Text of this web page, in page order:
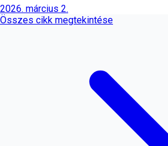
2026. március 2.
Összes cikk megtekintése